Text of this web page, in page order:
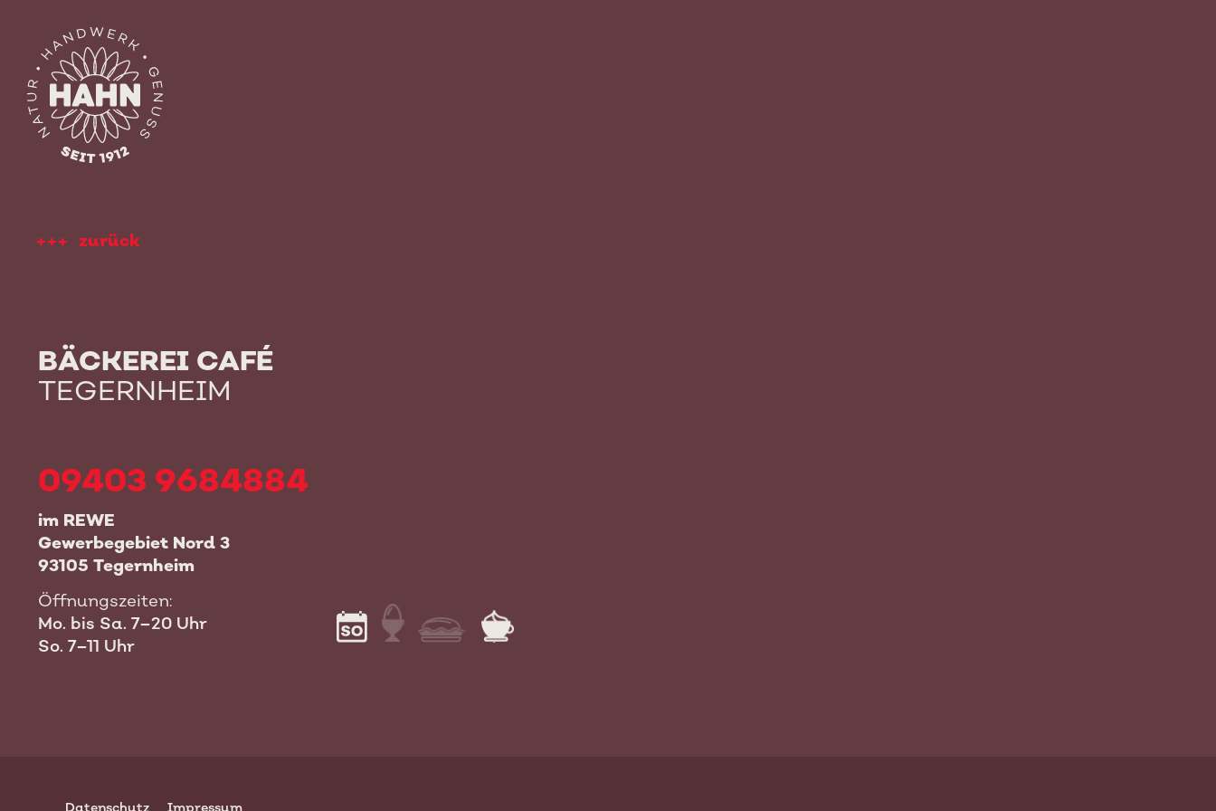
content
zurück
BÄCKEREI CAFÉ
TEGERNHEIM
09403 9684884
im REWE
Gewerbegebiet Nord 3
93105 Tegernheim
Öffnungszeiten:
Mo. bis Sa. 7–20 Uhr
So. 7–11 Uhr
Datenschutz Impressum